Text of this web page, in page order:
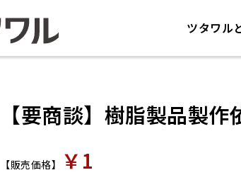
ツタワル
【要商談】樹脂製品製作
【販売価格】 ￥1